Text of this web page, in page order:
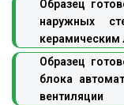
Образец
наружных
Образец
блока
вентиляции